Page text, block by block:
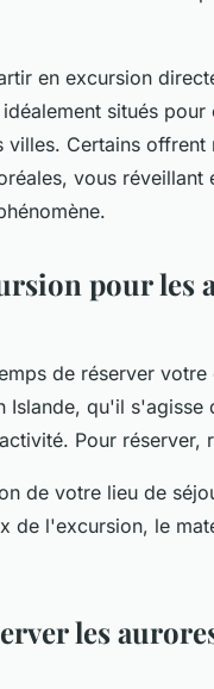
en excursion
situés
Certains offrent
vous réveillant
pour les
de réserver
Islande, qu'il s'agisse
Pour réserver,
de votre lieu de
de l'excursion, le
les